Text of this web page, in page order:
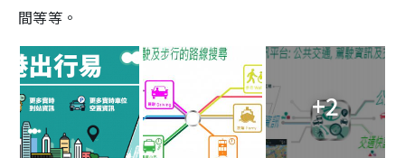
間等等。
+2